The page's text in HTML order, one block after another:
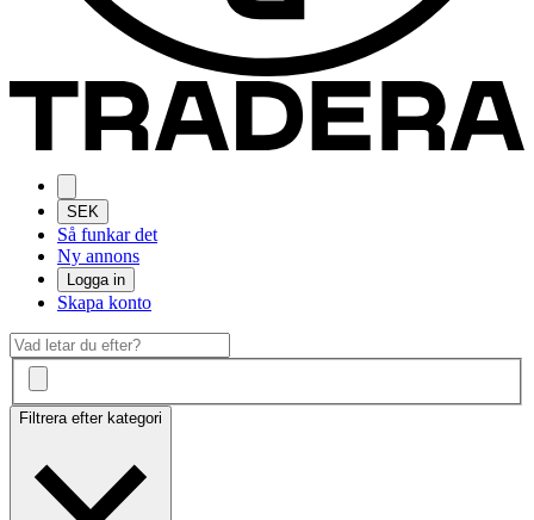
SEK
Så funkar det
Ny annons
Logga in
Skapa konto
Filtrera efter kategori